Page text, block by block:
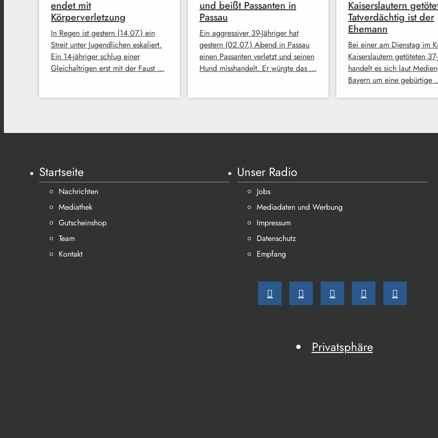
endet mit
Körperverletzung
In Regen ist gestern (14.07.) ein
Streit unter Jugendlichen eskaliert.
Ein 14-jähriger schlug einer
Gleichaltrigen erst mit der Faust …
und beißt Passanten in
Passau
Ein aggressiver 39-Jähriger hat
gestern (02.07.) Abend in Passau
einen Passanten verletzt und seinen
Hund misshandelt. Er würgte das …
Kaiserslautern
Tatverdächtig ist der
Ehemann
Bei einer am Dienstag im
Kaiserslautern getöteten
handelt es sich laut
Bayern um eine gebürtige
Startseite
Nachrichten
Mediathek
Gutscheinshop
Team
Kontakt
Unser Radio
Jobs
Mediadaten und Werbung
Impressum
Datenschutz
Empfang
Privatsphäre